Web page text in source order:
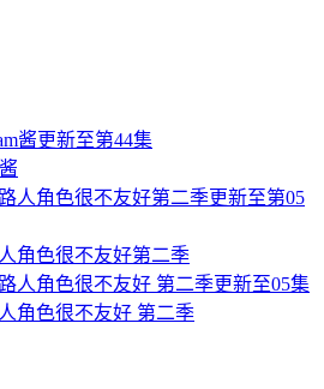
更新至第44集
更新至第05
角色很不友好第二季
更新至05集
角色很不友好 第二季